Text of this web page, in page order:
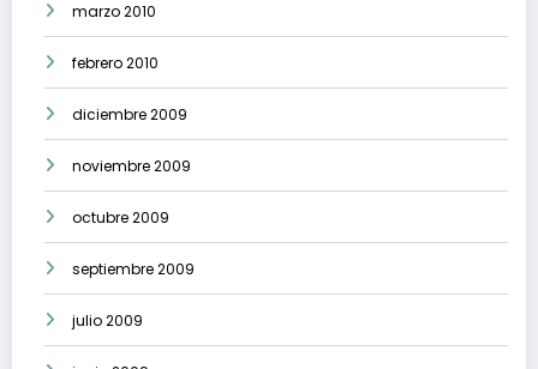
marzo 2010
febrero 2010
diciembre 2009
noviembre 2009
octubre 2009
septiembre 2009
julio 2009